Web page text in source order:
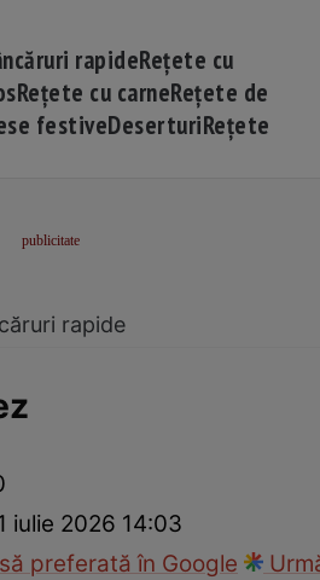
rapideRețete cu
Rețete cu carneRețete de
festiveDeserturiRețete
rapide
iulie 2026 14:03
preferată în Google